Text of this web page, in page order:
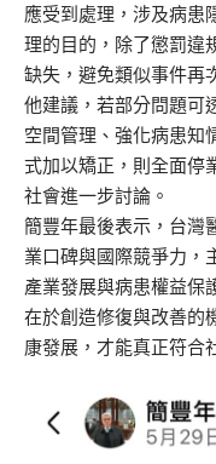
應受到處理，涉及病患
理的目的，除了懲罰違
缺失，避免類似事件再
他建議，若部分問題可
空間管理、強化病患知
式加以矯正，則全面停
社會進一步討論。
簡豐年最後表示，台灣
業口碑與國際競爭力，
產業發展與病患權益保
在於創造修復與改善的
康發展，才能真正符合